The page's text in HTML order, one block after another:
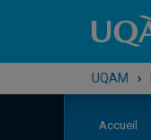
UQAM ›
Accueil